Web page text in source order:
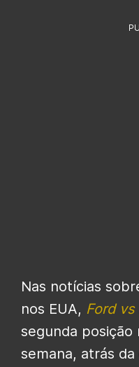
Nas notícias
nos EUA, Ford vs
segunda
semana, atrás